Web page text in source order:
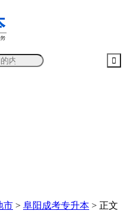
市 > 阜阳成考专升本 > 正文